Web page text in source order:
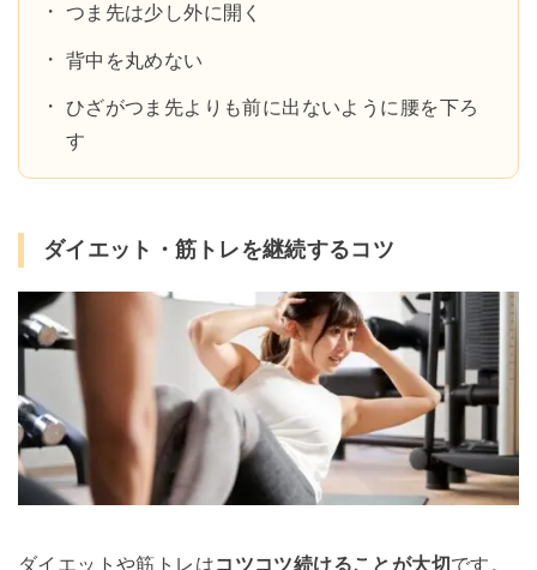
つま先は少し外に開く
背中を丸めない
ひざがつま先よりも前に出ないように腰を下ろ
す
ダイエット・筋トレを継続するコツ
ダイエットや筋トレはコツコツ続けることが大切です。